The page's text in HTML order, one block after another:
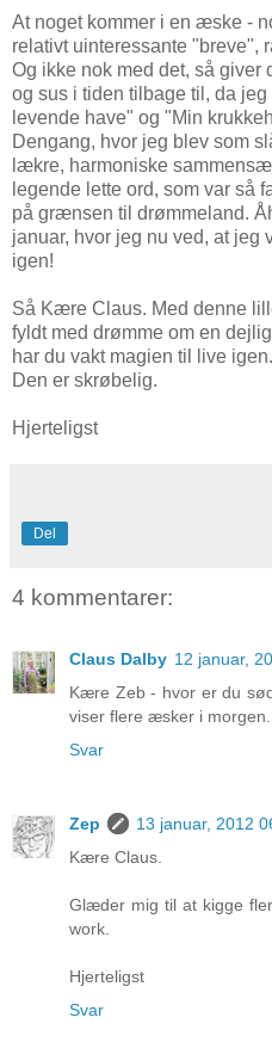
At noget kommer i en æske -
relativt uinteressante "breve",
Og ikke nok med det, så
og sus i tiden tilbage til, da
levende have" og "Min
Dengang, hvor jeg blev som
lækre, harmoniske
legende lette ord, som var så
på grænsen til drømmeland.
januar, hvor jeg nu ved, at jeg
igen!
Så Kære Claus. Med denne
fyldt med drømme om en
har du vakt magien til live
Den er skrøbelig.
Hjerteligst
Del
4 kommentarer:
Claus Dalby 12 januar,
Kære Zeb - hvor er du
viser flere æsker i
Svar
Zep
13 januar, 2012
Kære Claus.
Glæder mig til at kigge
work.
Hjerteligst
Svar